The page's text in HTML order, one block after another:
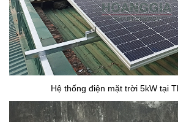
Hệ thống điện mặt trời 5kW tại